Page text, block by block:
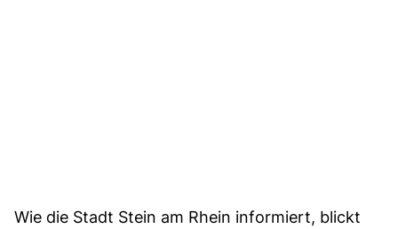
Wie die Stadt Stein am Rhein informiert, blickt